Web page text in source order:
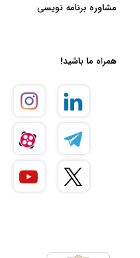
مشاوره برنامه نویسی
همراه ما باشید!